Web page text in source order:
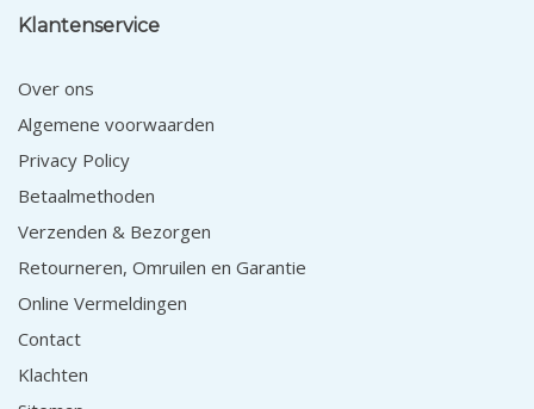
Klantenservice
Over ons
Algemene voorwaarden
Privacy Policy
Betaalmethoden
Verzenden & Bezorgen
Retourneren, Omruilen en Garantie
Online Vermeldingen
Contact
Klachten